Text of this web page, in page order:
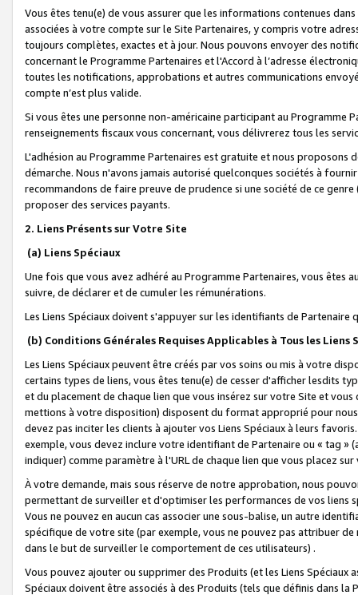
Vous êtes tenu(e) de vous assurer que les informations contenues
associées à votre compte sur le Site Partenaires, y compris votre
toujours complètes, exactes et à jour. Nous pouvons envoyer des
concernant le Programme Partenaires et l'Accord à l’adresse
toutes les notifications, approbations et autres communications
compte n’est plus valide.
Si vous êtes une personne non-américaine participant au
renseignements fiscaux vous concernant, vous délivrerez tous les
L'adhésion au Programme Partenaires est gratuite et nous proposons
démarche. Nous n'avons jamais autorisé quelconques sociétés à
recommandons de faire preuve de prudence si une société de ce
proposer des services payants.
2. Liens Présents sur Votre Site
(a) Liens Spéciaux
Une fois que vous avez adhéré au Programme Partenaires, vous êtes
suivre, de déclarer et de cumuler les rémunérations.
Les Liens Spéciaux doivent s'appuyer sur les identifiants de Partenaire
(b) Conditions Générales Requises Applicables à Tous les Liens
Les Liens Spéciaux peuvent être créés par vos soins ou mis à votre
certains types de liens, vous êtes tenu(e) de cesser d'afficher lesdits
et du placement de chaque lien que vous insérez sur votre Site et
mettions à votre disposition) disposent du format approprié pour
devez pas inciter les clients à ajouter vos Liens Spéciaux à leurs
exemple, vous devez inclure votre identifiant de Partenaire ou « tag
indiquer) comme paramètre à l'URL de chaque lien que vous placez
À votre demande, mais sous réserve de notre approbation, nous
permettant de surveiller et d'optimiser les performances de vos liens
Vous ne pouvez en aucun cas associer une sous-balise, un autre
spécifique de votre site (par exemple, vous ne pouvez pas attribuer
dans le but de surveiller le comportement de ces utilisateurs) .
Vous pouvez ajouter ou supprimer des Produits (et les Liens
Spéciaux doivent être associés à des Produits (tels que définis dans